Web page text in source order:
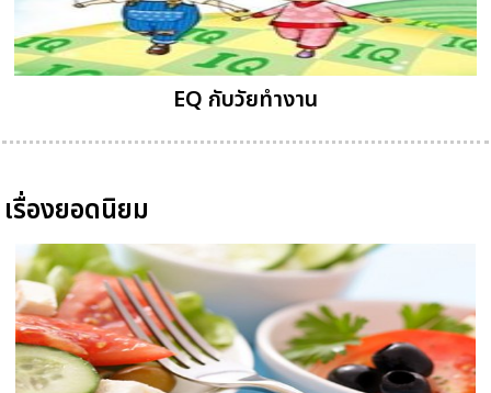
EQ กับวัยทำงาน
เรื่องยอดนิยม